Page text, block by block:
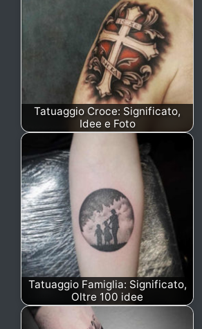
Tatuaggio Croce: Significato,
Idee e Foto
Tatuaggio Famiglia: Significato,
Oltre 100 idee